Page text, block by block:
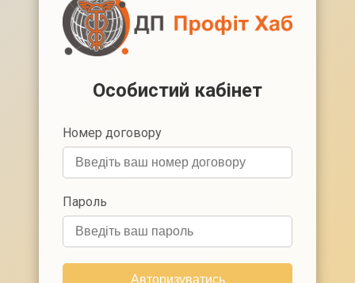
Особистий кабінет
Номер договору
Пароль
Авторизуватись